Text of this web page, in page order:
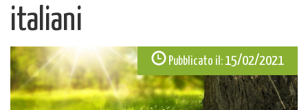
italiani
Pubblicato il:15/02/2021